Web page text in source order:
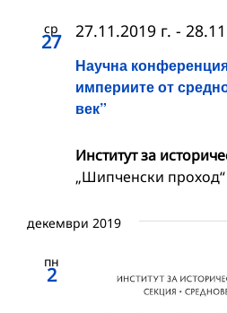
ср
27
Научна
империите от
век”
27.11.2019 г. -
Институт за
„Шипченски
декември 2019
пн
2